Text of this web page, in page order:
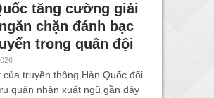
tăng cường giải
chặn đánh bạc
trong quân đội
của truyền thông Hàn Quốc đối
quân nhân xuất ngũ gần đây